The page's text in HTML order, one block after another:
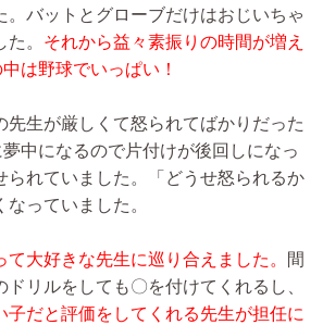
。バットとグローブだけはおじいちゃ
。 それから益々素振りの時間が増え
は野球でいっぱい！
先生が厳しくて怒られてばかりだった
中になるので片付けが後回しになっ
られていました。「どうせ怒られるか
っていました。
て大好きな先生に巡り合えました。
間
リルをしても〇を付けてくれるし、
子だと評価をしてくれる先生が担任に